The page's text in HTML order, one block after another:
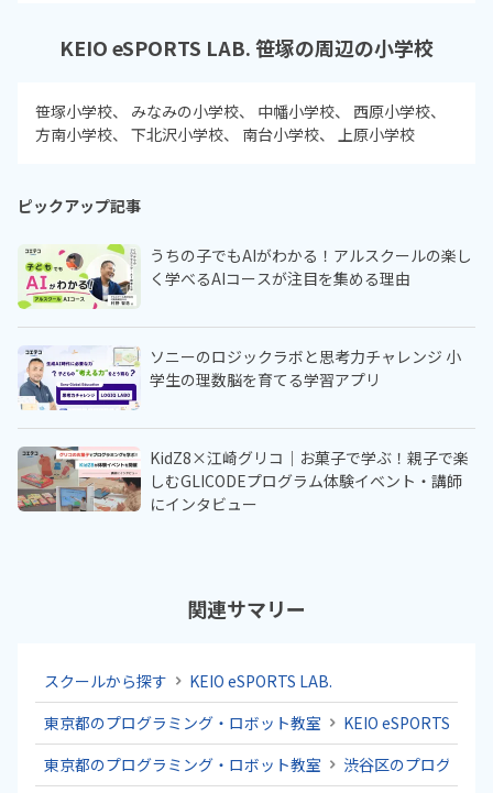
KEIO eSPORTS LAB. 笹塚の周辺の小学校
笹塚小学校 みなみの小学校 中幡小学校
西原小学校
方南小学校
下北沢小学校 南台小学校 上原小学校
ピックアップ記事
うちの子でもAIがわかる！アルスクールの楽し
く学べるAIコースが注目を集める理由
ソニーのロジックラボと思考力チャレンジ 小
学生の理数脳を育てる学習アプリ
KidZ8×江崎グリコ｜お菓子で学ぶ！親子で楽
しむGLICODEプログラム体験イベント・講師
にインタビュー
関連サマリー
スクールから探す
KEIO eSPORTS LAB.
東京都のプログラミング・ロボット教室
KEIO eSPORTS LAB.
東京都のプログラミング・ロボット教室
渋谷区のプログラミ